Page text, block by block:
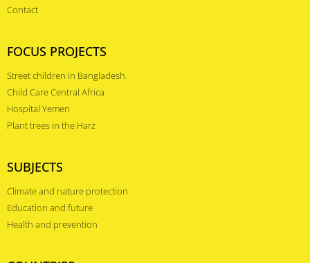
Contact
FOCUS PROJECTS
Street children in Bangladesh
Child Care Central Africa
Hospital Yemen
Plant trees in the Harz
SUBJECTS
Climate and nature protection
Education and future
Health and prevention